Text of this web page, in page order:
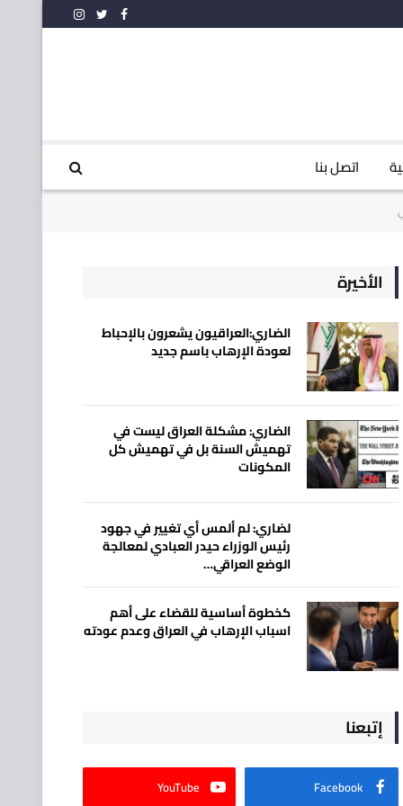
فيسبوك
تويترالانستغرام
اتصل بنا
الأخيرة
الضاري:العراقيون يشعرون بالإحباط
لعودة الإرهاب باسم جديد
الضاري: مشكلة العراق ليست في
تهميش السنة بل في تهميش كل
المكونات
لضاري: لم ألمس أي تغيير في جهود
رئيس الوزراء حيدر العبادي لمعالجة
الوضع العراقي…
كخطوة أساسية للقضاء على أهم
اسباب الإرهاب في العراق وعدم عودته
إتبعنا
Facebook
YouTube